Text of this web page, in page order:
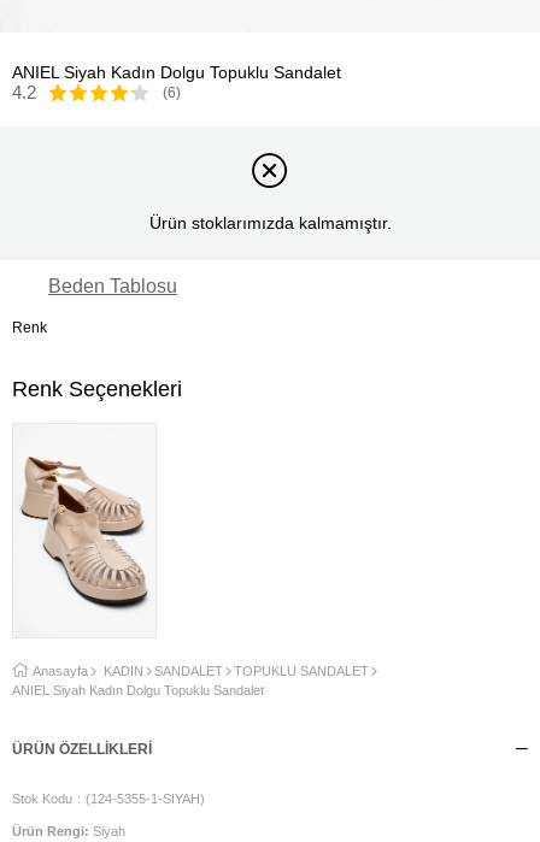
ANIEL Siyah Kadın Dolgu Topuklu Sandalet
4.2 (6)
Ürün stoklarımızda kalmamıştır.
Beden Tablosu
Renk
Renk Seçenekleri
Anasayfa KADIN SANDALET
TOPUKLU SANDALET
ANIEL Siyah Kadın Dolgu Topuklu Sandalet
ÜRÜN ÖZELLIKLERI
Stok Kodu (124-5355-1-SIYAH)
Ürün Rengi: Siyah